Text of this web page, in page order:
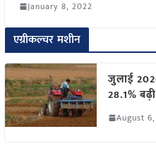
January 8, 2022
एग्रीकल्चर मशीन
जुलाई
28.1% बढ़ी
August